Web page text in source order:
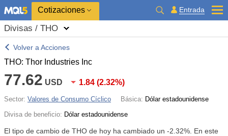
Cotizaciones Entrada
Divisas / THO
Volver a Acciones
THO: Thor Industries Inc
77.62 USD 1.84 (2.32%)
Sector: Valores de Consumo Cíclico Básica: Dólar estadounidense
Divisa de beneficio: Dólar estadounidense
El tipo de cambio de THO de hoy ha cambiado un -2.32% . En este